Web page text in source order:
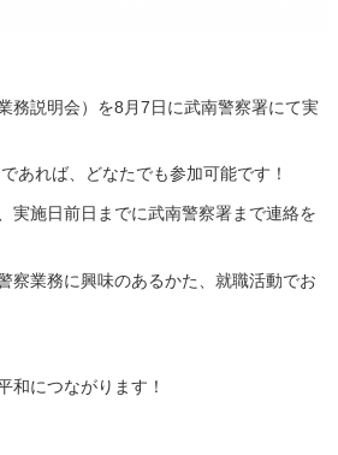
務説明会）を8月7日に武南警察署にて実
あれば、どなたでも参加可能です！
実施日前日までに武南警察署まで連絡を
察業務に興味のあるかた、就職活動でお
和につながります！